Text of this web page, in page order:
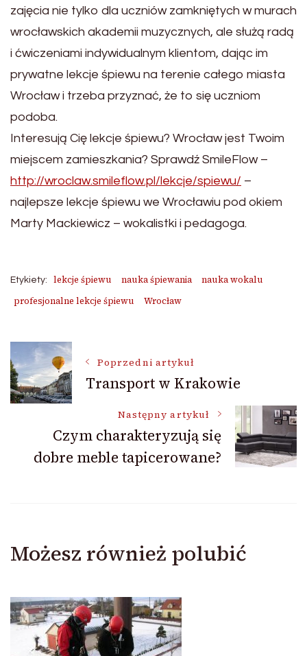
zajęcia nie tylko dla uczniów zamkniętych w murach
wrocławskich akademii muzycznych, ale służą radą
i ćwiczeniami indywidualnym klientom, dając im
prywatne lekcje śpiewu na terenie całego miasta
Wrocław i trzeba przyznać, że to się uczniom
podoba.
Interesują Cię lekcje śpiewu? Wrocław jest Twoim
miejscem zamieszkania? Sprawdź SmileFlow –
http://wroclaw.smileflow.pl/lekcje/spiewu/ –
najlepsze lekcje śpiewu we Wrocławiu pod okiem
Marty Mackiewicz – wokalistki i pedagoga.
Etykiety: lekcje śpiewu nauka śpiewania
nauka wokalu
profesjonalne lekcje śpiewu
Wrocław
Nawigacja
wpisu
Poprzedni artykuł
Transport w Krakowie
Następny artykuł
Czym charakteryzują się
dobre meble tapicerowane?
Możesz również polubić